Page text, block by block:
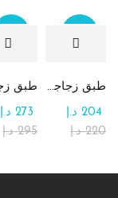
طبق زجاجي مربع يحتوي على تشكيلة من الشوكولاتة
220 د.إ
204 د.إ
295 د.إ
273 د.إ